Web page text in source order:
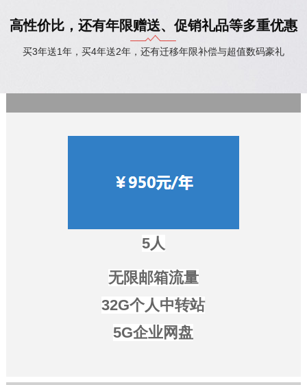
高性价比，还有年限赠送、促销礼品等多重优惠
买3年送1年，买4年送2年，还有迁移年限补偿与超值数码豪礼
5人
无限邮箱流量
32G个人中转站
5G企业网盘